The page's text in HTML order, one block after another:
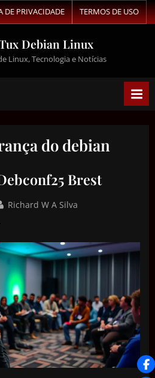
DE PRIVACIDADE TERMOS DE USO
Debian Linux
Linux, Tecnologia e Notícias
do debian
Brest
Richard W A Silva